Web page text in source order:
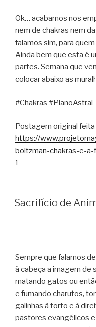
Ok… acabamos nos
nem de chakras nem
falamos sim, para
Ainda bem que esta é
partes. Semana que
colocar abaixo as
#Chakras #PlanoAstral
Postagem original feita
https://
boltzman-chakras-e-
1
Sacrifício de
Sempre que falamos
à cabeça a imagem de
matando gatos ou
e fumando charutos,
galinhas à torto e à
pastores evangélicos e